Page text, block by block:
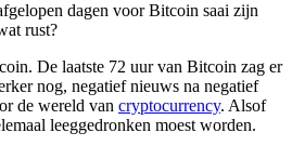
dagen voor Bitcoin saai zijn
rust?
De laatste 72 uur van Bitcoin zag er
nog, negatief nieuws na negatief
de wereld van cryptocurrency. Alsof
leeggedronken moest worden.